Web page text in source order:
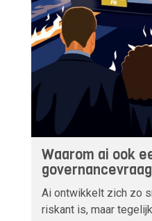
Waarom ai ook
Ai ontwikkelt zich zo
riskant is, maar